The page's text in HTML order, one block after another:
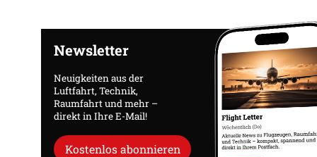
Newsletter
Neuigkeiten aus der
Luftfahrt, Technik,
Raumfahrt und mehr –
direkt in Ihre E-Mail!
Kostenlos abonnieren